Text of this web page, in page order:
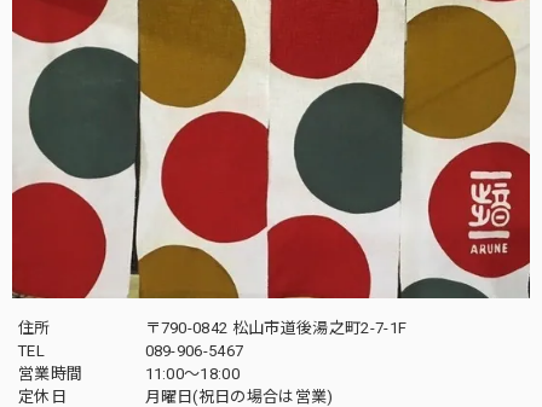
住所
〒790-0842 松山市道後湯之町2-7-1F
TEL
089-906-5467
営業時間
11:00〜18:00
定休日
月曜日(祝日の場合は営業)